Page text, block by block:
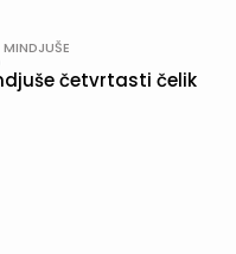
četvrtasti čelik